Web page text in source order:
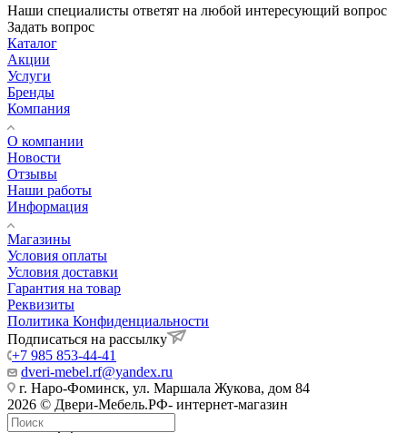
Наши специалисты ответят на любой интересующий вопрос
Задать вопрос
Каталог
Акции
Услуги
Бренды
Компания
О компании
Новости
Отзывы
Наши работы
Информация
Магазины
Условия оплаты
Условия доставки
Гарантия на товар
Реквизиты
Политика Конфиденциальности
Подписаться на рассылку
+7 985 853-44-41
dveri-mebel.rf@yandex.ru
г. Наро-Фоминск, ул. Маршала Жукова, дом 84
2026 © Двери-Мебель.РФ- интернет-магазин